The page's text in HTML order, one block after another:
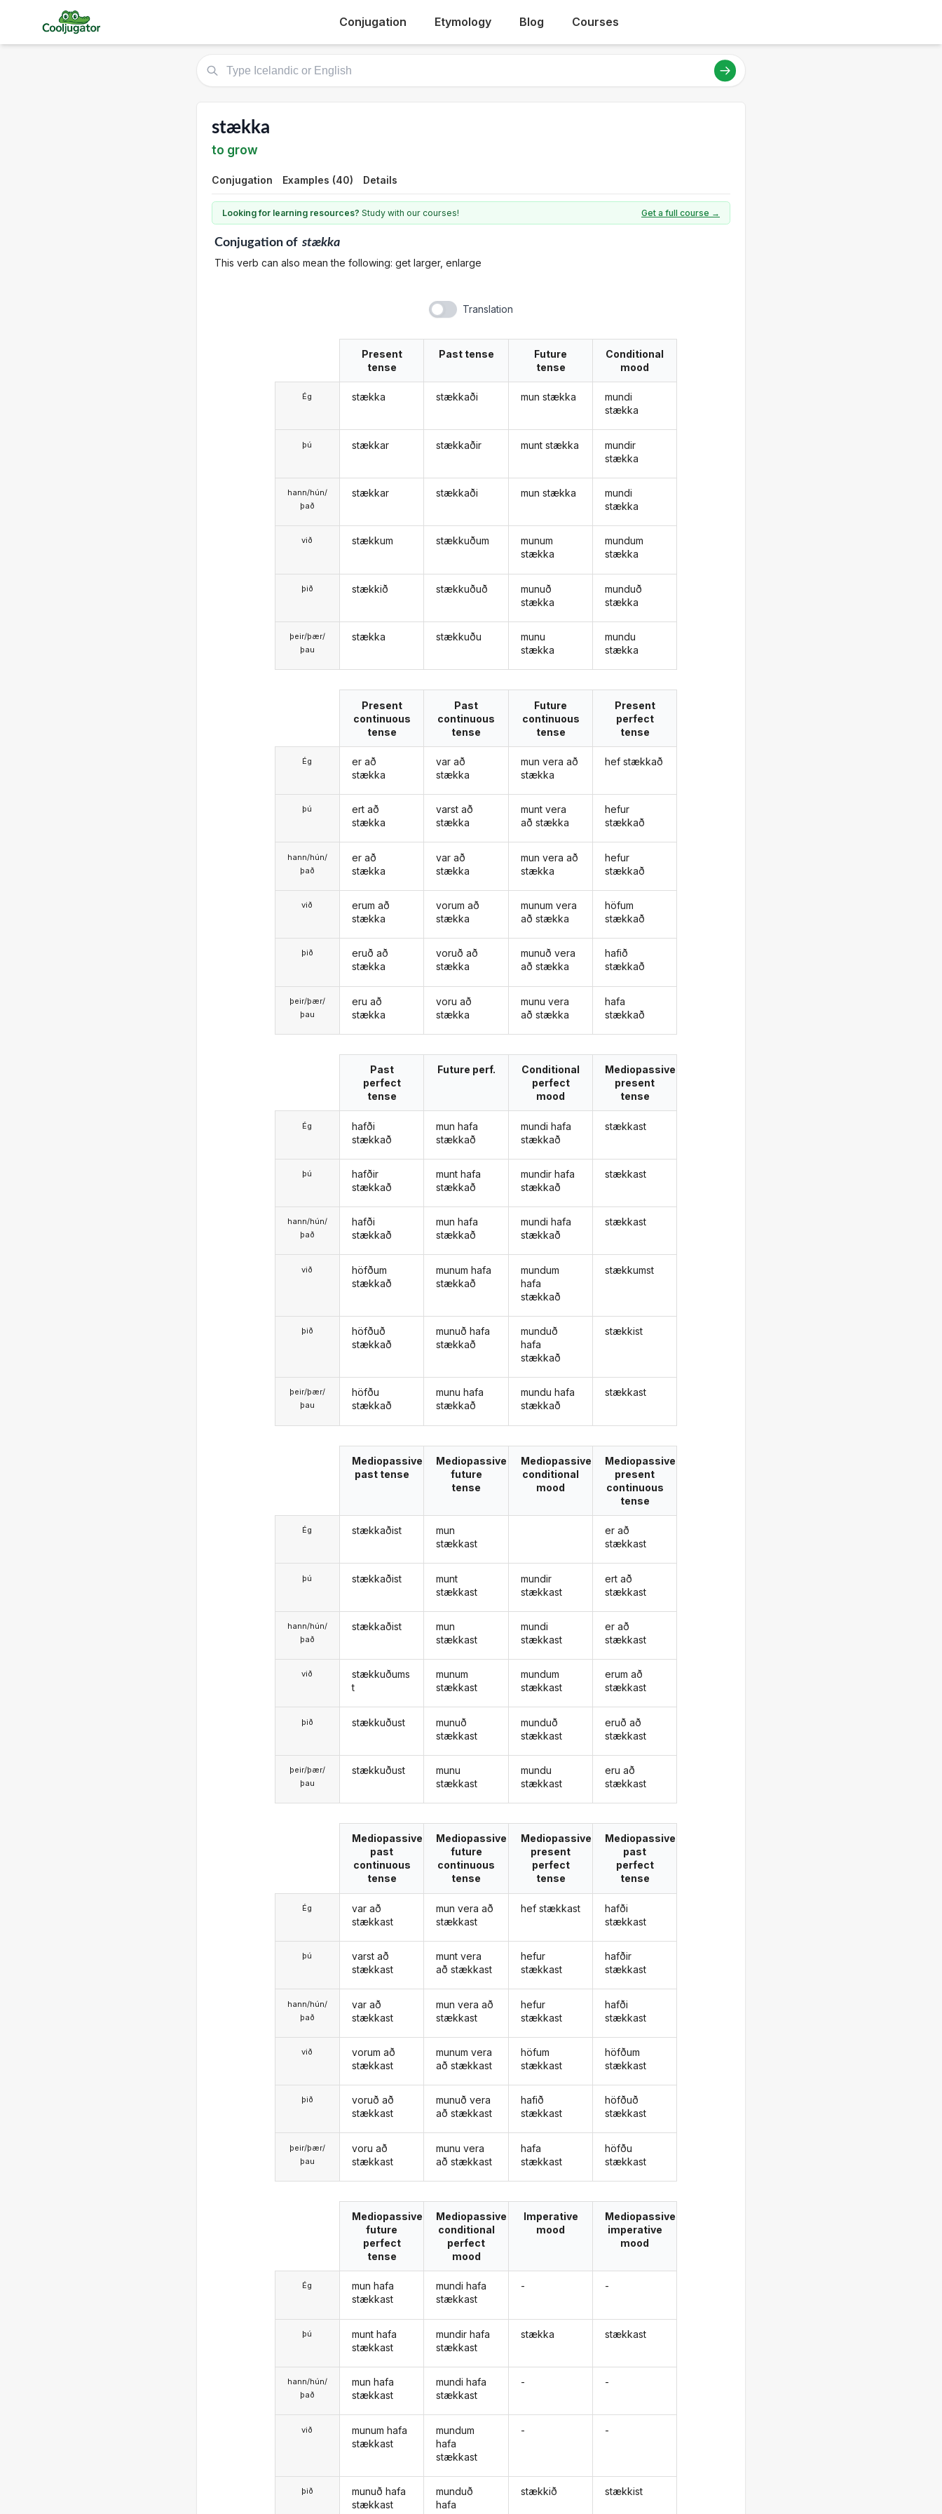
Conjugation Etymology Blog Courses
stækka
to grow
Conjugation Examples (40) Details
Looking for learning resources? Study with our courses! Get a full course →
Conjugationof stækka
This verb can also mean the following: get larger, enlarge
Translation
Ég
þú
hann/hún/
það
við
þið
þeir/þær/
þau
Present
tense
stækka
stækkar
stækkar
stækkum
stækkið
stækka
Past tense
stækkaði
stækkaðir
stækkaði
stækkuðum
stækkuðuð
stækkuðu
Future
tense
mun stækka
munt stækka
mun stækka
munum
stækka
munuð
stækka
munu
stækka
Conditional
mood
mundi
stækka
mundir
stækka
mundi
stækka
mundum
stækka
munduð
stækka
mundu
stækka
Ég
þú
hann/hún/
það
við
þið
þeir/þær/
þau
Present
continuous
tense
er að
stækka
ert að
stækka
er að
stækka
erum að
stækka
eruð að
stækka
eru að
stækka
Past
continuous
tense
var að
stækka
varst að
stækka
var að
stækka
vorum að
stækka
voruð að
stækka
voru að
stækka
Future
continuous
tense
mun vera að
stækka
munt vera
að stækka
mun vera að
stækka
munum vera
að stækka
munuð vera
að stækka
munu vera
að stækka
Present
perfect
tense
hef stækkað
hefur
stækkað
hefur
stækkað
höfum
stækkað
hafið
stækkað
hafa
stækkað
Ég
þú
hann/hún/
það
við
þið
þeir/þær/
þau
Past
perfect
tense
hafði
stækkað
hafðir
stækkað
hafði
stækkað
höfðum
stækkað
höfðuð
stækkað
höfðu
stækkað
Future perf.
mun hafa
stækkað
munt hafa
stækkað
mun hafa
stækkað
munum hafa
stækkað
munuð hafa
stækkað
munu hafa
stækkað
Conditional
perfect
mood
mundi hafa
stækkað
mundir hafa
stækkað
mundi hafa
stækkað
mundum
hafa
stækkað
munduð
hafa
stækkað
mundu hafa
stækkað
Mediopassive
present
tense
stækkast
stækkast
stækkast
stækkumst
stækkist
stækkast
Ég
þú
hann/hún/
það
við
þið
þeir/þær/
þau
Mediopassive
past tense
stækkaðist
stækkaðist
stækkaðist
stækkuðums
t
stækkuðust
stækkuðust
Mediopassive
future
tense
mun
stækkast
munt
stækkast
mun
stækkast
munum
stækkast
munuð
stækkast
munu
stækkast
Mediopassive
conditional
mood
mundir
stækkast
mundi
stækkast
mundum
stækkast
munduð
stækkast
mundu
stækkast
Mediopassive
present
continuous
tense
er að
stækkast
ert að
stækkast
er að
stækkast
erum að
stækkast
eruð að
stækkast
eru að
stækkast
Ég
þú
hann/hún/
það
við
þið
þeir/þær/
þau
Mediopassive
past
continuous
tense
var að
stækkast
varst að
stækkast
var að
stækkast
vorum að
stækkast
voruð að
stækkast
voru að
stækkast
Mediopassive
future
continuous
tense
mun vera að
stækkast
munt vera
að stækkast
mun vera að
stækkast
munum vera
að stækkast
munuð vera
að stækkast
munu vera
að stækkast
Mediopassive
present
perfect
tense
hef stækkast
hefur
stækkast
hefur
stækkast
höfum
stækkast
hafið
stækkast
hafa
stækkast
Mediopassive
past
perfect
tense
hafði
stækkast
hafðir
stækkast
hafði
stækkast
höfðum
stækkast
höfðuð
stækkast
höfðu
stækkast
Ég
þú
hann/hún/
það
við
þið
Mediopassive
future
perfect
tense
mun hafa
stækkast
munt hafa
stækkast
mun hafa
stækkast
munum hafa
stækkast
munuð hafa
stækkast
Mediopassive
conditional
perfect
mood
mundi hafa
stækkast
mundir hafa
stækkast
mundi hafa
stækkast
mundum
hafa
stækkast
munduð
hafa
Imperative
mood
-
stækka
-
-
stækkið
Mediopassive
imperative
mood
-
stækkast
-
-
stækkist